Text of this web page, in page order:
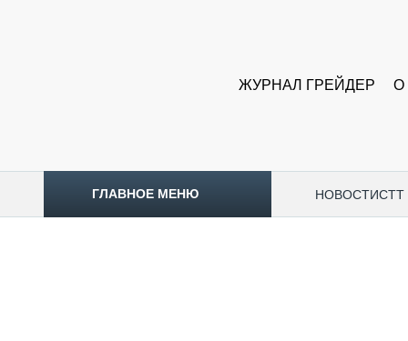
ЖУРНАЛ ГРЕЙДЕР О
ГЛАВНОЕ МЕНЮ НОВОСТИCTT